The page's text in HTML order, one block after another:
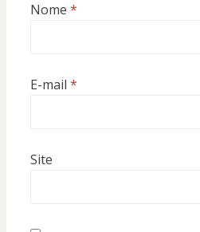
Nome *
E-mail *
Site